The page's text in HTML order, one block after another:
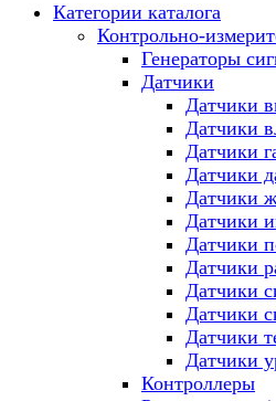
Категории каталога
Контрольно-
Генераторы
Датчики
Датчики
Датчики
Датчики
Датчики
Датчики
Датчики
Датчики
Датчики
Датчики
Датчики
Датчики
Датчики
Контроллеры